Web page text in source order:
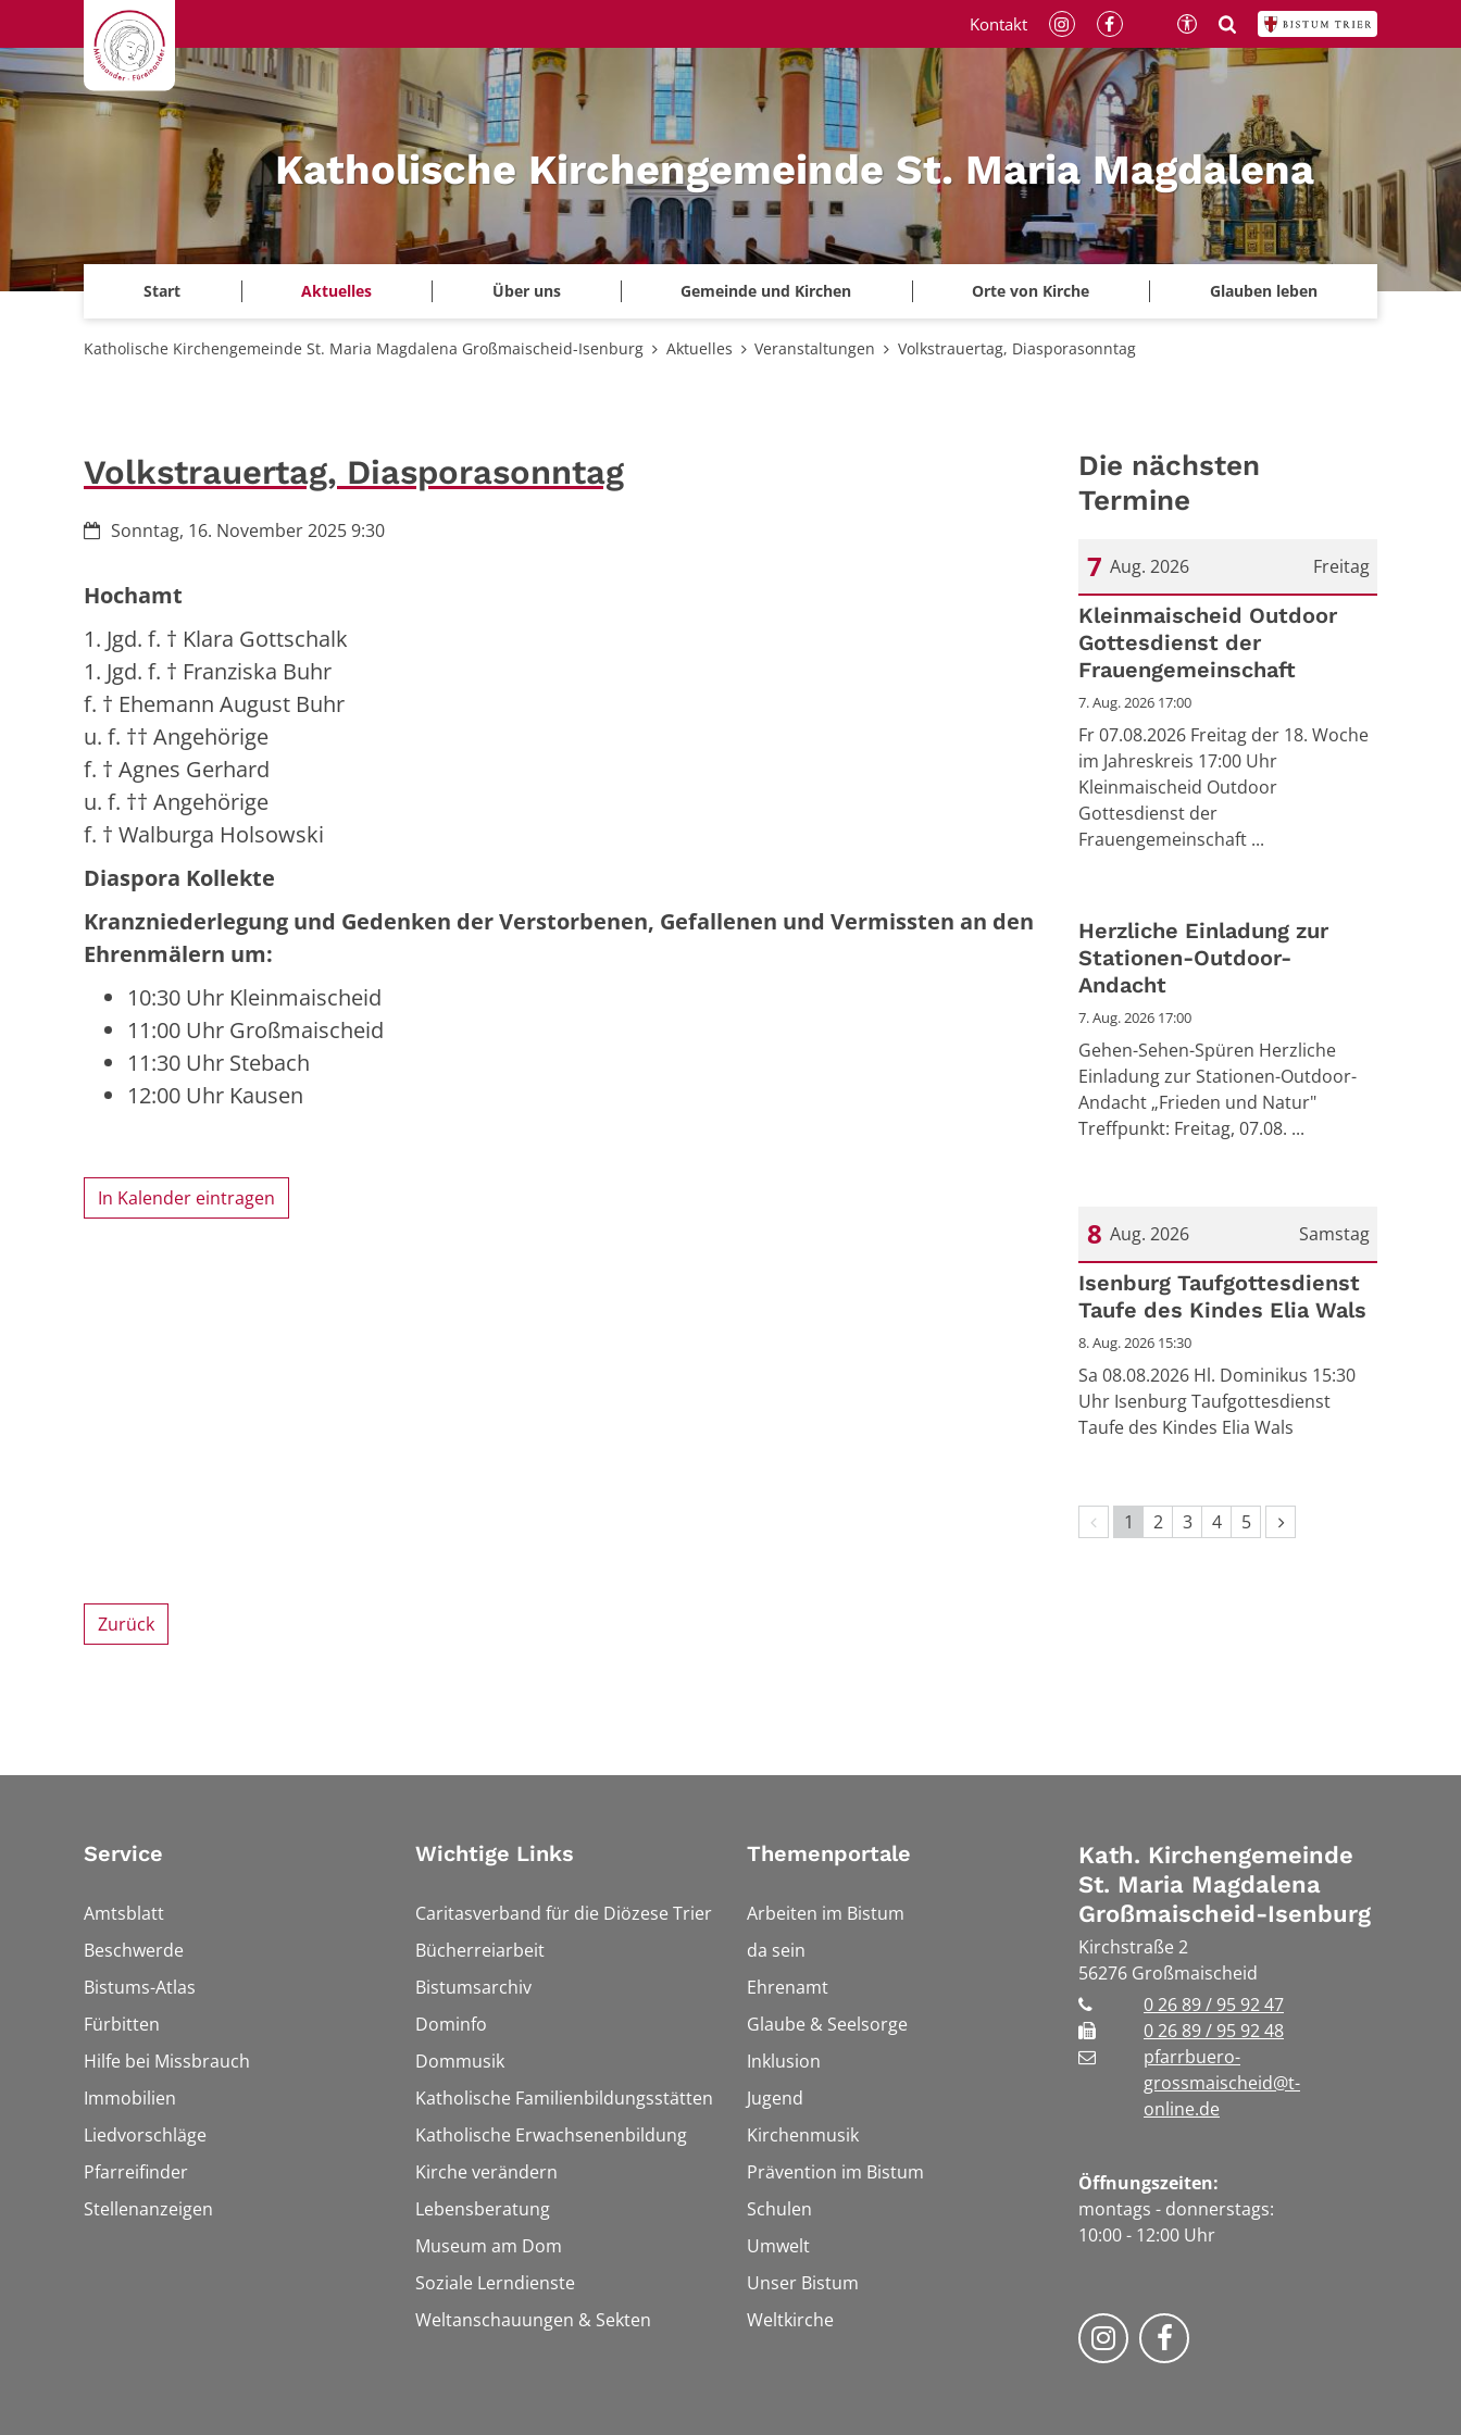
Zum Inhalt springen
Katholische Kirchengemeinde St. Maria Magdalena
Start Aktuelles Über uns Gemeinde und Kirchen Orte von Kirche Glauben leben
Kontakt
Katholische Kirchengemeinde St. Maria Magdalena Großmaischeid-Isenburg Aktuelles Veranstaltungen Volkstrauertag, Diasporasonntag
Volkstrauertag, Diasporasonntag
Datum:Sonntag, 16. November 2025 9:30
Hochamt
1. Jgd. f. † Klara Gottschalk
1. Jgd. f. † Franziska Buhr
f. † Ehemann August Buhr
u. f. †† Angehörige
f. † Agnes Gerhard
u. f. †† Angehörige
f. † Walburga Holsowski
Diaspora Kollekte
Kranzniederlegung und Gedenken der Verstorbenen, Gefallenen und Vermissten an den
Ehrenmälern um:
10:30 Uhr Kleinmaischeid
11:00 Uhr Großmaischeid
11:30 Uhr Stebach
12:00 Uhr Kausen
In Kalender eintragen
Die nächsten
Termine
Freitag
7 Aug. 2026
Datum: 7. August 2026
Kleinmaischeid Outdoor
Gottesdienst der
Frauengemeinschaft
7. Aug. 2026 17:00
Fr 07.08.2026 Freitag der 18. Woche
im Jahreskreis 17:00 Uhr
Kleinmaischeid Outdoor
Gottesdienst der
Frauengemeinschaft ...
Herzliche Einladung zur
Stationen-Outdoor-
Andacht
7. Aug. 2026 17:00
Gehen-Sehen-Spüren Herzliche
Einladung zur Stationen-Outdoor-
Andacht „Frieden und Natur"
Treffpunkt: Freitag, 07.08. ...
Samstag
8 Aug. 2026
Datum: 8. August 2026
Isenburg Taufgottesdienst
Taufe des Kindes Elia Wals
8. Aug. 2026 15:30
Sa 08.08.2026 Hl. Dominikus 15:30
Uhr Isenburg Taufgottesdienst
Taufe des Kindes Elia Wals
Vorherige Seite
1 2 3 4 5 Nächste Seite
Zurück
Service
Amtsblatt
Beschwerde
Bistums-Atlas
Fürbitten
Hilfe bei Missbrauch
Immobilien
Liedvorschläge
Pfarreifinder
Stellenanzeigen
Wichtige Links
Caritasverband für die Diözese Trier
Bücherreiarbeit
Bistumsarchiv
Dominfo
Dommusik
Katholische Familienbildungsstätten
Katholische Erwachsenenbildung
Kirche verändern
Lebensberatung
Museum am Dom
Soziale Lerndienste
Weltanschauungen & Sekten
Themenportale
Arbeiten im Bistum
da sein
Ehrenamt
Glaube & Seelsorge
Inklusion
Jugend
Kirchenmusik
Prävention im Bistum
Schulen
Umwelt
Unser Bistum
Weltkirche
Kath. Kirchengemeinde
St. Maria Magdalena
Großmaischeid-Isenburg
Kirchstraße 2
56276 Großmaischeid
0 26 89 / 95 92 47
0 26 89 / 95 92 48
pfarrbuero-
grossmaischeid@t-
online.de
Öffnungszeiten:
montags - donnerstags:
10:00 - 12:00 Uhr
Folge uns auf Instragram
Fogle uns auf Facebook